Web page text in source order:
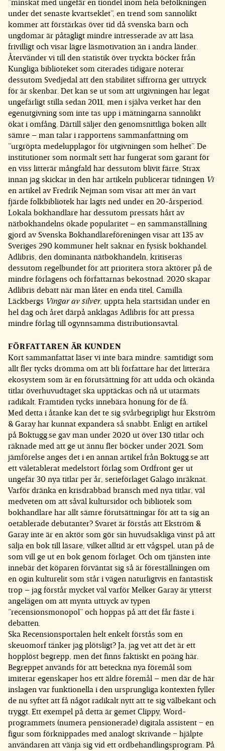
”minskat med ungefär en tiondel inom hela befolkningen
under det senaste kvartseklet”, en trend som sannolikt
kommer att förstärkas över tid då svenska barn och
ungdomar är påtagligt mindre intresserade av att läsa
frivilligt och visar lägre läsmotivation än i andra länder.
Återvänder vi till den statistik över tryckta böcker från
Kungliga biblioteket som citerades tidigare noterar
dessutom Svedjedal att den stabilitet siffrorna ger uttryck
för är skenbar. Det kan se ut som att utgivningen har legat
ungefärligt stilla sedan 2011, men i själva verket har den
egenutgivning som inte tas upp i mätningarna sannolikt
ökat i omfång. Därtill säljer den genomsnittliga boken allt
sämre – man talar i rapportens sammanfattning om
”urgröpta medelupplagor för utgivningen som helhet”. De
institutioner som normalt sett har fungerat som garant för
en viss litterär mångfald har dessutom blivit färre. Strax
innan jag skickar in den här artikeln publicerar tidningen Vi
en artikel av Fredrik Nejman som visar att mer än vart
fjärde folkbibliotek har lagts ned under en 20-årsperiod.
Lokala bokhandlare har dessutom pressats hårt av
nätbokhandelns ökade popularitet – en sammanställning
gjord av Svenska Bokhandlareföreningen visar att 135 av
Sveriges 290 kommuner helt saknar en fysisk bokhandel.
Adlibris, den dominanta nätbokhandeln, kritiseras
dessutom regelbundet för att prioritera stora aktörer på de
mindre förlagens och författarnas bekostnad. 2020 skapar
Adlibris debatt när man låter en enda titel, Camilla
Läckbergs Vingar av silver, uppta hela startsidan under en
hel dag och året därpå anklagas Adlibris för att pressa
mindre förlag till ogynnsamma distributionsavtal.
FÖRFATTAREN ÄR KUNDEN
Kort sammanfattat läser vi inte bara mindre: samtidigt som
allt fler tycks drömma om att bli författare har det litterära
ekosystem som är en förutsättning för att udda och okända
titlar överhuvudtaget ska upptäckas och nå ut utarmats
radikalt. Framtiden tycks innebära honung för de få.
Med detta i åtanke kan det te sig svårbegripligt hur Ekström
& Garay har kunnat expandera så snabbt. Enligt en artikel
på Boktugg.se gav man under 2020 ut över 130 titlar och
räknade med att ge ut ännu fler böcker under 2021. Som
jämförelse anges det i en annan artikel från Boktugg.se att
ett väletablerat medelstort förlag som Ordfront ger ut
ungefär 30 nya titlar per år, serieförlaget Galago inräknat.
Varför dränka en krisdrabbad bransch med nya titlar, väl
medveten om att såväl kultursidor och bibliotek som
bokhandlare har allt sämre förutsättningar för att ta sig an
oetablerade debutanter? Svaret är förstås att Ekström &
Garay inte är en aktör som gör sin huvudsakliga vinst på att
sälja en bok till läsare, vilket alltid är ett vågspel, utan på de
som vill ge ut en bok genom förlaget. Och om tjänsten inte
innebär det köparen förväntat sig så är föreställningen om
en ogin kulturelit som står i vägen naturligtvis en fantastisk
trop – jag förstår mycket väl varför Melker Garay är ytterst
angelägen om att mynta uttryck av typen
”recensionsmonopol” och hoppas på att det får fäste i
debatten.
Ska Recensionsportalen helt enkelt förstås som en
skeuomorf tänker jag plötsligt? Ja, jag vet att det är ett
hopplöst begrepp, men det finns faktiskt en poäng här.
Begreppet används för att beteckna nya föremål som
imiterar egenskaper hos ett äldre föremål – men där de här
inslagen var funktionella i den ursprungliga kontexten fyller
de nu syftet att få något radikalt nytt att te sig välbekant och
tryggt. Ett exempel på detta är gemet Clippy, Word-
programmets (numera pensionerade) digitala assistent − en
figur som förknippades med analogt skrivande − hjälpte
användaren att vänja sig vid ett ordbehandlingsprogram. På